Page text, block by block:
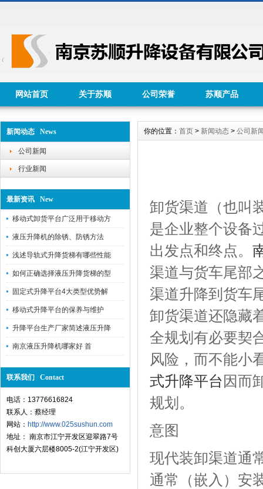
网站首页 关于苏顺 公司荣誉 苏顺产品
新闻动态 News
公司新闻
行业新闻
最新资讯 New
移动式卸货平台广泛用于移动方
液压升降机的除锈、防锈方法
浅述导轨式升降货梯有哪些性能
如何正确选择液压升降货梯的型
固定式升降平台4大类型优势解
移动式升降平台的保养与维护
升降平台生产厂家简述液压升降
南京液压升降机哪家好 首
联系我们 Contact
电话：13776616824
联系人：蔡经理
网站： http://www.025sushun.com
地址： 南京市江宁开发区迎翠路7号
科创大厦六层楼8005-2(江宁开发区)
你的位置： 首页 > 新闻动态 > 公司新
卸货渠道（也叫
是企业整个设备
出发点和终点。
渠道与货车尾部
渠道升降到货车
卸货渠道还隐藏
全规划有必要契
风险，而不能小
式升降平台 因而
规划。
意图
现代装卸渠道通
通常（嵌入）安